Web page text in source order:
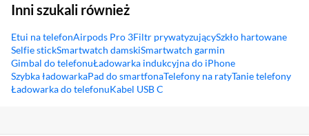
Inni szukali również
Etui na telefonAirpods Pro 3Filtr prywatyzującySzkło hartowane
Selfie stickSmartwatch damskiSmartwatch garmin
Gimbal do telefonuŁadowarka indukcyjna do iPhone
Szybka ładowarkaPad do smartfonaTelefony na ratyTanie telefony
Ładowarka do telefonuKabel USB C